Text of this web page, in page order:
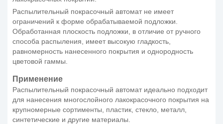
Распылительный покрасочный автомат не имеет
ограничений к форме обрабатываемой подложки.
Обработанная плоскость подложки, в отличие от ручного
способа распыления, имеет высокую гладкость,
равномерность нанесенного покрытия и однородность
цветовой гаммы.
Применение
Распылительный покрасочный автомат идеально подходит
для нанесения многослойного лакокрасочного покрытия на
крупномерные сортименты, пластик, стекло, металл,
синтетические и другие материалы.